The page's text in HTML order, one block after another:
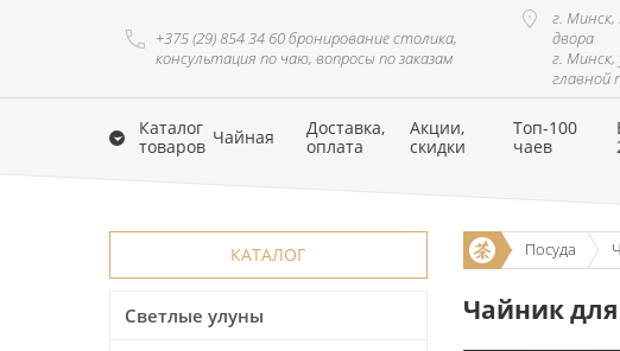
+375 (29) 854 34 60 бронирование столика,
консультация по чаю, вопросы по заказам
г. Минск,
двора
г. Минск,
главной
Каталог
товаров Чайная
Доставка,
оплата
Акции,
скидки
Топ-100
чаев
КАТАЛОГ
Светлые улуны
Посуда
Чайник для